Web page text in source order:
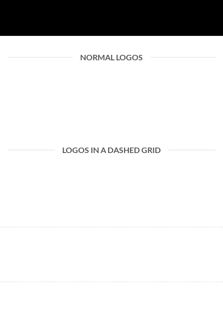
NORMAL LOGOS
LOGOS IN A DASHED GRID